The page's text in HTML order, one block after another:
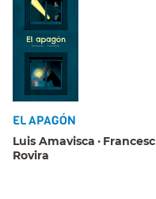
EL APAGÓN
Luis Amavisca
Francesc
Rovira